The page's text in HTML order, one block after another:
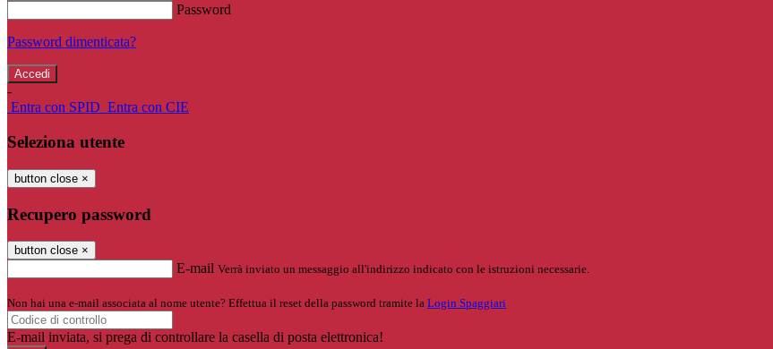
Password
Password dimenticata?
-
Entra con SPID Entra con CIE
Seleziona utente
button close ×
Recupero password
button close ×
E-mail Verrà inviato un messaggio all'indirizzo indicato con le istruzioni necessarie.
Non hai una e-mail associata al nome utente? Effettua il reset della password tramite la Login Spaggiari
E-mail inviata, si prega di controllare la casella di posta elettronica!